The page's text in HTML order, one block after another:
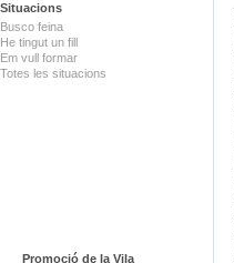
Situacions
Busco feina
He tingut un fill
Em vull formar
Totes les situacions
Promoció de la Vila